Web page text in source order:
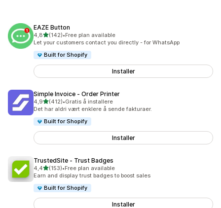
EAZE Button
4,8av 5 stjerner
(142)
Totalt 142 omtaler
•Free plan available
Let your customers contact you directly - for WhatsApp
Built for Shopify
Installer
Simple Invoice ‑ Order Printer
4,9av 5 stjerner
(412)
Totalt 412 omtaler
•Gratis å installere
Det har aldri vært enklere å sende fakturaer.
Built for Shopify
Installer
TrustedSite ‑ Trust Badges
4,4av 5 stjerner
(153)
Totalt 153 omtaler
•Free plan available
Earn and display trust badges to boost sales
Built for Shopify
Installer